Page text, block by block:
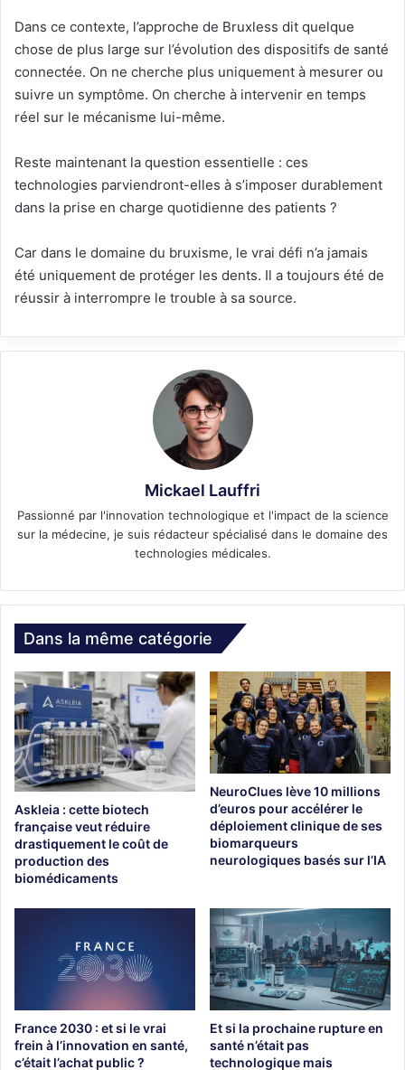
Dans ce contexte, l’approche de Bruxless dit quelque
chose de plus large sur l’évolution des dispositifs de santé
connectée. On ne cherche plus uniquement à mesurer ou
suivre un symptôme. On cherche à intervenir en temps
réel sur le mécanisme lui-même.
Reste maintenant la question essentielle : ces
technologies parviendront-elles à s’imposer durablement
dans la prise en charge quotidienne des patients ?
Car dans le domaine du bruxisme, le vrai défi n’a jamais
été uniquement de protéger les dents. Il a toujours été de
réussir à interrompre le trouble à sa source.
Mickael Lauffri
Passionné par l'innovation technologique et l'impact de la science
sur la médecine, je suis rédacteur spécialisé dans le domaine des
technologies médicales.
Dans la même catégorie
Askleia : cette biotech
française veut réduire
drastiquement le coût de
production des
biomédicaments
NeuroClues lève 10 millions
d’euros pour accélérer le
déploiement clinique de ses
biomarqueurs
neurologiques basés sur l’IA
France 2030 : et si le vrai
frein à l’innovation en santé,
c’était l’achat public ?
Et si la prochaine rupture en
santé n’était pas
technologique mais